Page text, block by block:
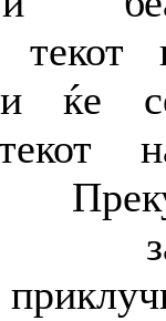
текот
ќе